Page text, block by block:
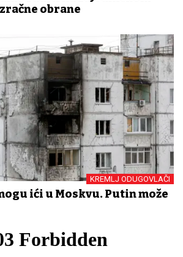
obrane
KREMLJ ODUGOVLAČI
ići u Moskvu. Putin može